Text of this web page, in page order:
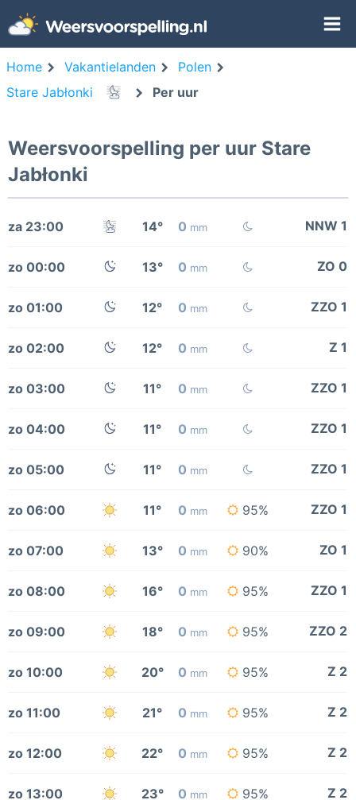
Home Vakantielanden
Polen
Stare Jabłonki
Per uur
Weersvoorspelling per uur Stare
Jabłonki
za 23:00 14° 0 mm NNW 1
zo 00:00 13° 0 mm ZO 0
zo 01:00 12° 0 mm ZZO 1
zo 02:00 12° 0 mm Z 1
zo 03:00 11° 0 mm ZZO 1
zo 04:00 11° 0 mm ZZO 1
zo 05:00 11° 0 mm ZZO 1
zo 06:00 11° 0 mm 95% ZZO 1
zo 07:00 13° 0 mm 90% ZO 1
zo 08:00 16° 0 mm 95% ZZO 1
zo 09:00 18° 0 mm 95% ZZO 2
zo 10:00 20° 0 mm 95% Z 2
zo 11:00 21° 0 mm 95% Z 2
zo 12:00 22° 0 mm 95% Z 2
zo 13:00 23° 0 mm 95% Z 2